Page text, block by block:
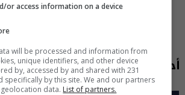
أحدث الحلقات
or access information on a device
will be processed and information from
unique identifiers, and other device
by, accessed by and shared with 231
specifically by this site. We and our partners
data. List of partners.